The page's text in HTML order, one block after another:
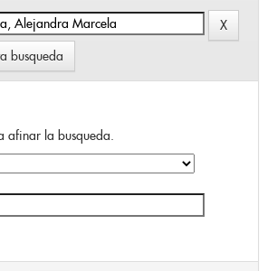
busqueda
afinar la busqueda.